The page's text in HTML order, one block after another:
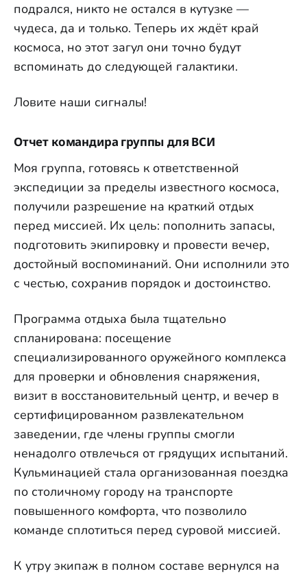
подрался, никто не остался в кутузке —
чудеса, да и только. Теперь их ждёт край
космоса, но этот загул они точно будут
вспоминать до следующей галактики.
Ловите наши сигналы!
Отчет командира группы для ВСИ
Моя группа, готовясь к ответственной
экспедиции за пределы известного космоса,
получили разрешение на краткий отдых
перед миссией. Их цель: пополнить запасы,
подготовить экипировку и провести вечер,
достойный воспоминаний. Они исполнили это
с честью, сохранив порядок и достоинство.
Программа отдыха была тщательно
спланирована: посещение
специализированного оружейного комплекса
для проверки и обновления снаряжения,
визит в восстановительный центр, и вечер в
сертифицированном развлекательном
заведении, где члены группы смогли
ненадолго отвлечься от грядущих испытаний.
Кульминацией стала организованная поездка
по столичному городу на транспорте
повышенного комфорта, что позволило
команде сплотиться перед суровой миссией.
К утру экипаж в полном составе вернулся на